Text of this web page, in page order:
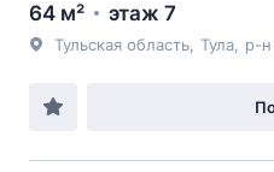
64 м² этаж 7
Тульская область Тула р-н